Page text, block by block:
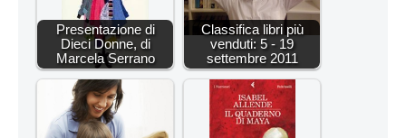
Presentazione di
Dieci Donne, di
Marcela Serrano
Classifica libri più
venduti: 5 - 19
settembre 2011